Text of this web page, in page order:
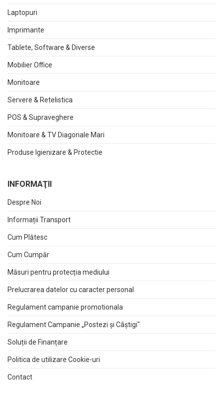
Laptopuri
Imprimante
Tablete, Software & Diverse
Mobilier Office
Monitoare
Servere & Retelistica
POS & Supraveghere
Monitoare & TV Diagonale Mari
Produse Igienizare & Protectie
INFORMAŢII
Despre Noi
Informații Transport
Cum Plătesc
Cum Cumpăr
Măsuri pentru protecția mediului
Prelucrarea datelor cu caracter personal
Regulament campanie promotionala
Regulament Campanie „Postezi și Câștigi"
Soluții de Finanțare
Politica de utilizare Cookie-uri
Contact